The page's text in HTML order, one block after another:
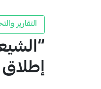
التقارير